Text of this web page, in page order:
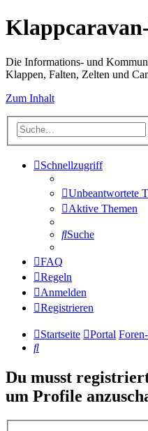
Die Informations- und
Klappen, Falten, Zelten und
Zum Inhalt
Schnellzugriff
Unbeantwortete
Aktive Themen
Suche
FAQ
Regeln
Anmelden
Registrieren
Startseite Portal
Suche
Du musst
um Profile